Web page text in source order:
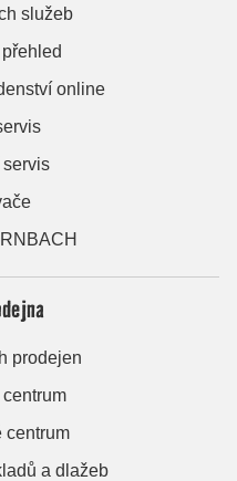
služeb
online
servis
prodejen
centrum
a dlažeb